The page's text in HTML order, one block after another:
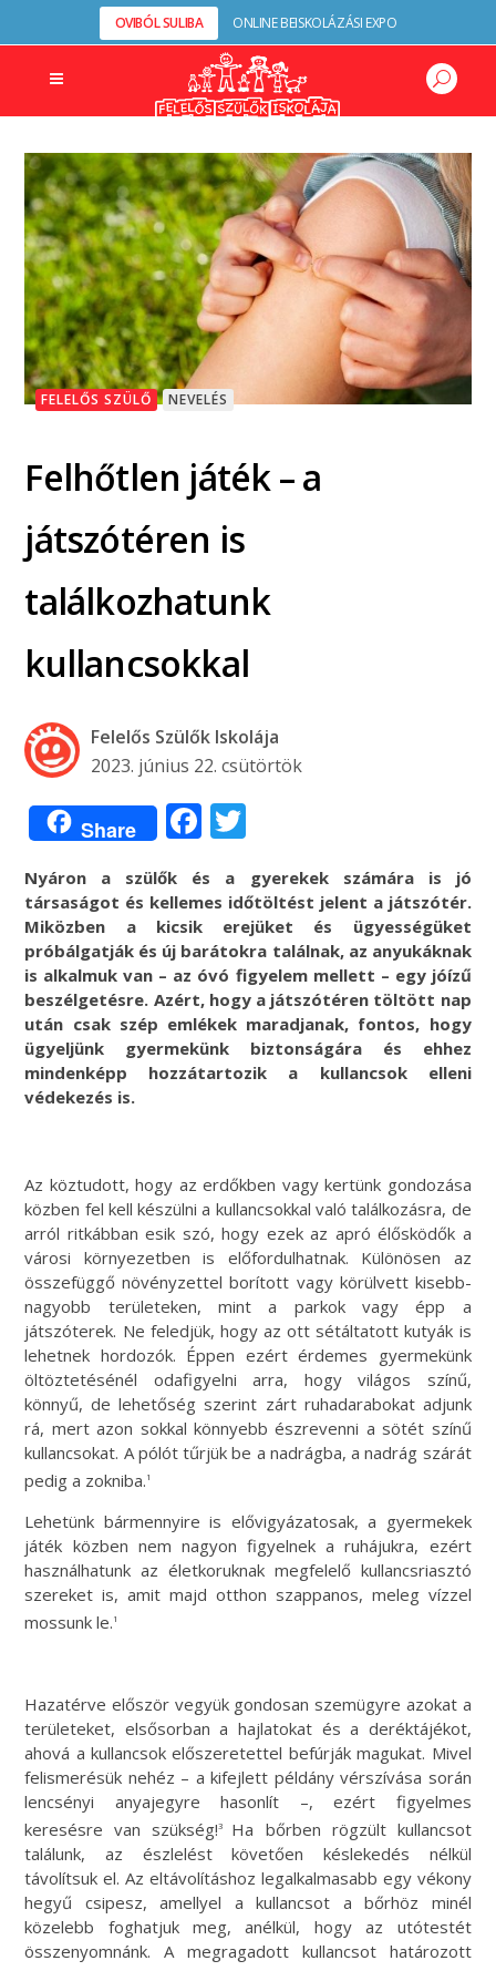
OVIBÓL SULIBA ONLINE BEISKOLÁZÁSI EXPO
FELELŐS SZÜLŐ NEVELÉS
Felhőtlen játék – a
játszótéren is
találkozhatunk
kullancsokkal
Felelős Szülők Iskolája
2023. június 22. csütörtök
Share Facebook
Nyáron a szülők és a gyerekek számára is jó
társaságot és kellemes időtöltést jelent a játszótér.
Miközben a kicsik erejüket és ügyességüket
próbálgatják és új barátokra találnak, az anyukáknak
is alkalmuk van – az óvó figyelem mellett – egy jóízű
beszélgetésre. Azért, hogy a játszótéren töltött nap
után csak szép emlékek maradjanak, fontos, hogy
ügyeljünk gyermekünk biztonságára és ehhez
mindenképp hozzátartozik a kullancsok elleni
védekezés is.
Az köztudott, hogy az erdőkben vagy kertünk gondozása
közben fel kell készülni a kullancsokkal való találkozásra, de
arról ritkábban esik szó, hogy ezek az apró élősködők a
városi környezetben is előfordulhatnak. Különösen az
összefüggő növényzettel borított vagy körülvett kisebb-
nagyobb területeken, mint a parkok vagy épp a
játszóterek. Ne feledjük, hogy az ott sétáltatott kutyák is
lehetnek hordozók. Éppen ezért érdemes gyermekünk
öltöztetésénél odafigyelni arra, hogy világos színű,
könnyű, de lehetőség szerint zárt ruhadarabokat adjunk
rá, mert azon sokkal könnyebb észrevenni a sötét színű
kullancsokat. A pólót tűrjük be a nadrágba, a nadrág szárát
pedig a zokniba. 1
Lehetünk bármennyire is elővigyázatosak, a gyermekek
játék közben nem nagyon figyelnek a ruhájukra, ezért
használhatunk az életkoruknak megfelelő kullancsriasztó
szereket is, amit majd otthon szappanos, meleg vízzel
mossunk le. 1
Hazatérve először vegyük gondosan szemügyre azokat a
területeket, elsősorban a hajlatokat és a deréktájékot,
ahová a kullancsok előszeretettel befúrják magukat. Mivel
felismerésük nehéz – a kifejlett példány vérszívása során
lencsényi anyajegyre hasonlít –, ezért figyelmes
keresésre van szükség!3 Ha bőrben rögzült kullancsot
találunk, az észlelést követően késlekedés nélkül
távolítsuk el. Az eltávolításhoz legalkalmasabb egy vékony
hegyű csipesz, amellyel a kullancsot a bőrhöz minél
közelebb foghatjuk meg, anélkül, hogy az utótestét
összenyomnánk. A megragadott kullancsot határozott